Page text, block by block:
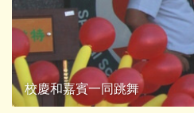
校慶和嘉賓一同跳舞